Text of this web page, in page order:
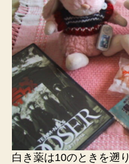
白き薬は10のときを遡り